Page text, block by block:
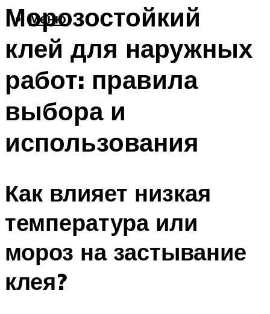
Меню
Морозостойкий
клей для наружных
работ: правила
выбора и
использования
Как влияет низкая
температура или
мороз на застывание
клея?